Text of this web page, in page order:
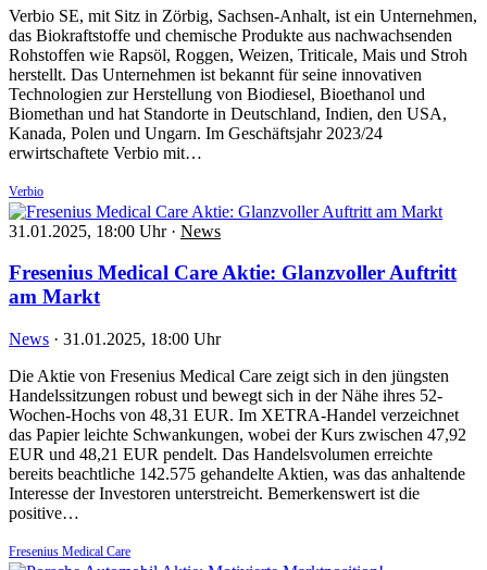
Verbio SE, mit Sitz in Zörbig, Sachsen-Anhalt, ist ein Unternehmen,
das Biokraftstoffe und chemische Produkte aus nachwachsenden
Rohstoffen wie Rapsöl, Roggen, Weizen, Triticale, Mais und Stroh
herstellt. Das Unternehmen ist bekannt für seine innovativen
Technologien zur Herstellung von Biodiesel, Bioethanol und
Biomethan und hat Standorte in Deutschland, Indien, den USA,
Kanada, Polen und Ungarn. Im Geschäftsjahr 2023/24
erwirtschaftete Verbio mit…
Verbio
31.01.2025, 18:00 Uhr · News
Fresenius Medical Care Aktie: Glanzvoller Auftritt
am Markt
News · 31.01.2025, 18:00 Uhr
Die Aktie von Fresenius Medical Care zeigt sich in den jüngsten
Handelssitzungen robust und bewegt sich in der Nähe ihres 52-
Wochen-Hochs von 48,31 EUR. Im XETRA-Handel verzeichnet
das Papier leichte Schwankungen, wobei der Kurs zwischen 47,92
EUR und 48,21 EUR pendelt. Das Handelsvolumen erreichte
bereits beachtliche 142.575 gehandelte Aktien, was das anhaltende
Interesse der Investoren unterstreicht. Bemerkenswert ist die
positive…
Fresenius Medical Care